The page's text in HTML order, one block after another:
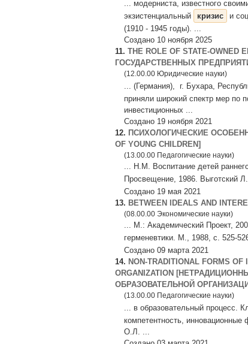
... модерниста, известного
экзистенциальный
кризис
и
(1910 - 1945 годы). ...
Создано 10 ноября 2025
11. THE ROLE OF STATE-OWNED
ГОСУДАРСТВЕННЫХ
(12.00.00 Юридические науки)
... (Германия), г. Бухара,
приняли широкий спектр мер по
инвестиционных ...
Создано 19 ноября 2021
12. ПСИХОЛОГИЧЕСКИЕ
OF YOUNG CHILDREN]
(13.00.00 Педагогические науки)
... Н.М. Воспитание детей
Просвещение, 1986. Выготский
Создано 19 мая 2021
13. BETWEEN IDEALS AND
(08.00.00 Экономические науки)
... М.: Академический Проект,
герменевтики. М., 1988, с. 525-
Создано 09 марта 2021
14. NON-TRADITIONAL FORMS
ORGANIZATION
ОБРАЗОВАТЕЛЬНОЙ
(13.00.00 Педагогические науки)
... в образовательный процесс.
компетентность,
О.Л. ...